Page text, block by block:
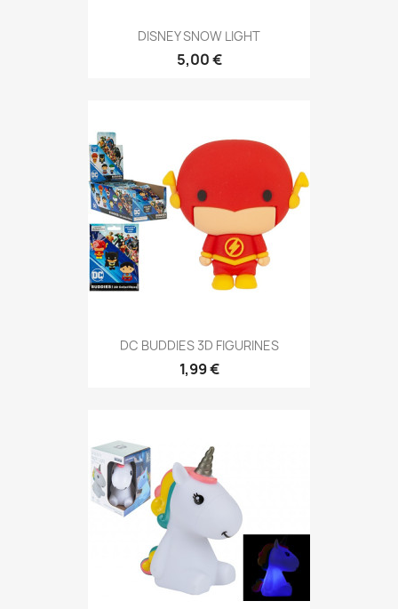
DISNEY SNOW LIGHT
5,00 €
DC BUDDIES 3D FIGURINES
1,99 €